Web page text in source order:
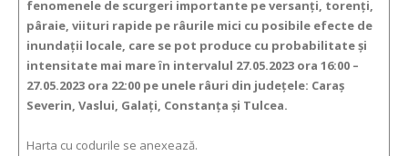
fenomenele de scurgeri importante pe versanţi, torenţi,
pâraie, viituri rapide pe râurile mici cu posibile efecte de
inundaţii locale, care se pot produce cu probabilitate şi
intensitate mai mare ȋn intervalul 27.05.2023 ora 16:00 –
27.05.2023 ora 22:00 pe unele râuri din judeţele: Caraş
Severin, Vaslui, Galaţi, Constanţa şi Tulcea.
Harta cu codurile se anexează.